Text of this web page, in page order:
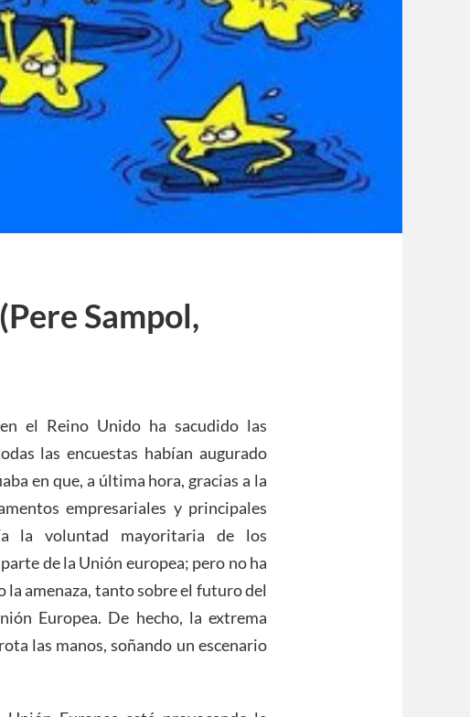
Sampol,
el Reino Unido ha sacudido las
las encuestas habían augurado
en que, a última hora, gracias a la
empresariales y principales
la voluntad mayoritaria de los
de la Unión europea; pero no ha
la amenaza, tanto sobre el futuro del
Europea. De hecho, la extrema
las manos, soñando un escenario